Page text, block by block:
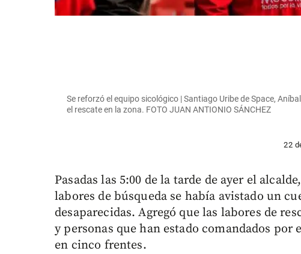
Se reforzó el equipo sicológico | Santiago Uribe de Space,
el rescate en la zona. FOTO JUAN ANTIONIO SÁNCHEZ
22
Pasadas las 5:00 de la tarde de ayer el alcalde,
labores de búsqueda se había avistado un
desaparecidas. Agregó que las labores de
y personas que han estado comandados por
en cinco frentes.